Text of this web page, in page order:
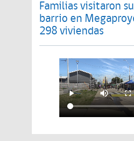
Familias visitaron
barrio en
298 viviendas